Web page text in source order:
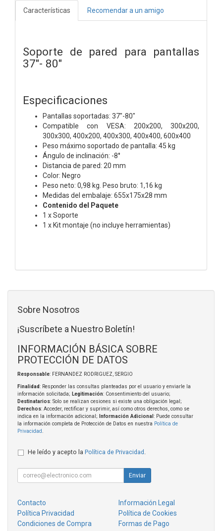
Características Recomendar a un amigo
Soporte de pared para pantallas
37"- 80"
Especificaciones
Pantallas soportadas: 37"-80"
Compatible con VESA: 200x200, 300x200,
300x300, 400x200, 400x300, 400x400, 600x400
Peso máximo soportado de pantalla: 45 kg
Ángulo de inclinación: -8°
Distancia de pared: 20 mm
Color: Negro
Peso neto: 0,98 kg. Peso bruto: 1,16 kg
Medidas del embalaje: 655x175x28 mm
Contenido del Paquete
1 x Soporte
1 x Kit montaje (no incluye herramientas)
Sobre Nosotros
¡Suscríbete a Nuestro Boletín!
INFORMACIÓN BÁSICA SOBRE
PROTECCIÓN DE DATOS
Responsable: FERNANDEZ RODRIGUEZ, SERGIO
Finalidad: Responder las consultas planteadas por el usuario y enviarle la
información solicitada; Legitimación: Consentimiento del usuario;
Destinatarios: Solo se realizan cesiones si existe una obligación legal;
Derechos: Acceder, rectificar y suprimir, así como otros derechos, como se
indica en la información adicional;
Información Adicional : Puede consultar
la información completa de Protección de Datos en nuestra Política de
Privacidad
He leído y acepto la Política de Privacidad
Enviar
Contacto
Información Legal
Política Privacidad
Política de Cookies
Condiciones de Compra
Formas de Pago